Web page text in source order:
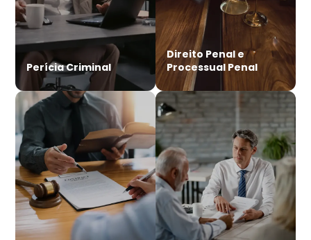
Perícia Criminal
Direito Penal e
Processual Penal